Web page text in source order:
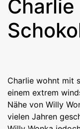
Charlie wohnt mit
einem extrem
Nähe von Willy
vielen Jahren